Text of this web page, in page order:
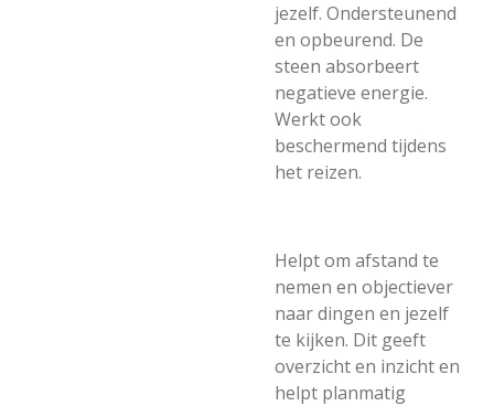
jezelf. Ondersteunend
en opbeurend. De
steen absorbeert
negatieve energie.
Werkt ook
beschermend tijdens
het reizen.
Helpt om afstand te
nemen en objectiever
naar dingen en jezelf
te kijken. Dit geeft
overzicht en inzicht en
helpt planmatig